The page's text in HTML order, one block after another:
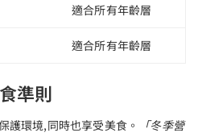
適合所有年齡層
適合所有年齡層
準則
護環境,同時也享受美食。
「冬季營